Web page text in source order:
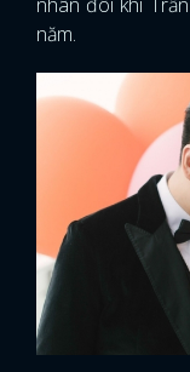
năm.